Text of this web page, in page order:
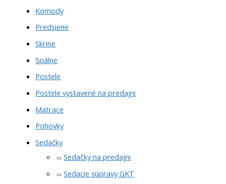
Komody
Predsiene
Skrine
Spálne
Postele
Postele vystavené na predajni
Matrace
Pohovky
Sedačky
Sedačky na predajni
Sedacie súpravy GKT